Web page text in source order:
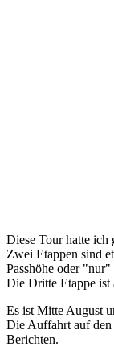
Diese Tour hatte ich
Zwei Etappen sind
Passhöhe oder
Die Dritte Etappe ist
Es ist Mitte August
Die Auffahrt auf den
Berichten.